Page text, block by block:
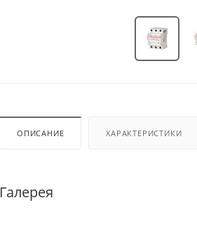
ОПИСАНИЕ ХАРАКТЕРИСТИКИ
Галерея